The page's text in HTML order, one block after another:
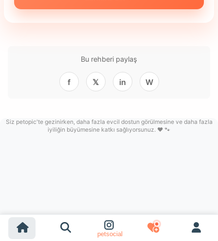
petsocial
Bu rehberi paylaş
f 𝕏 in W
Siz petopic'te gezinirken, daha fazla evcil dostun görülmesine ve daha fazla
iyiliğin büyümesine katkı sağlıyorsunuz. ❤️ 🐾